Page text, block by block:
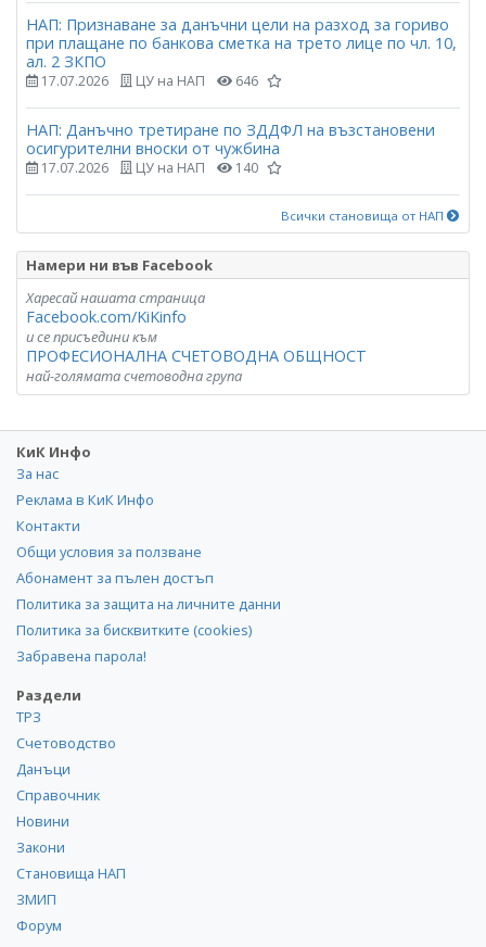
НАП: Признаване за данъчни цели на разход за гориво
при плащане по банкова сметка на трето лице по чл. 10,
ал. 2 ЗКПО
17.07.2026 ЦУ на НАП 646
НАП: Данъчно третиране по ЗДДФЛ на възстановени
осигурителни вноски от чужбина
17.07.2026 ЦУ на НАП 140
Всички становища от НАП
Намери ни във Facebook
Харесай нашата страница
Facebook.com/KiKinfo
и се присъедини към
ПРОФЕСИОНАЛНА СЧЕТОВОДНА ОБЩНОСТ
най-голямата счетоводна група
КиК Инфо
За нас
Реклама в КиК Инфо
Контакти
Общи условия за ползване
Абонамент за пълен достъп
Политика за защита на личните данни
Политика за бисквитките (cookies)
Забравена парола!
Раздели
ТРЗ
Счетоводство
Данъци
Справочник
Новини
Закони
Становища НАП
ЗМИП
Форум